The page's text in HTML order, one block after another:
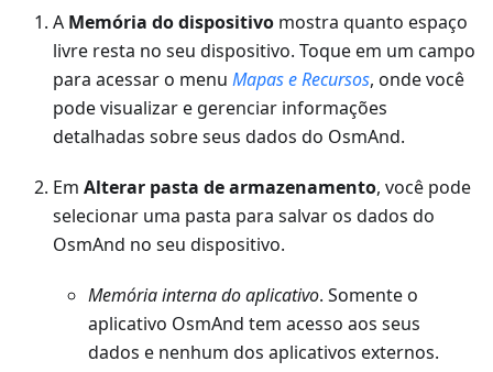
A Memória do dispositivo mostra quanto espaço
livre resta no seu dispositivo. Toque em um campo
para acessar o menu Mapas e Recursos, onde você
pode visualizar e gerenciar informações
detalhadas sobre seus dados do OsmAnd.
Em Alterar pasta de armazenamento, você pode
selecionar uma pasta para salvar os dados do
OsmAnd no seu dispositivo.
Memória interna do aplicativo. Somente o
aplicativo OsmAnd tem acesso aos seus
dados e nenhum dos aplicativos externos.